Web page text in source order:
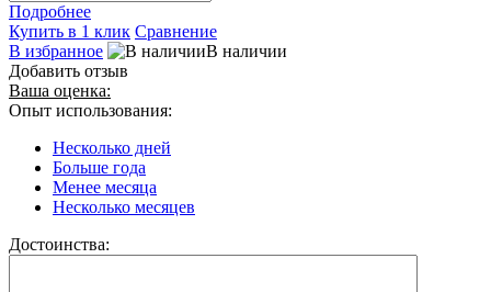
Подробнее
Купить в 1 клик Сравнение
В избранное
В наличии
Добавить отзыв
Ваша оценка:
Опыт использования:
Несколько дней
Больше года
Менее месяца
Несколько месяцев
Достоинства: